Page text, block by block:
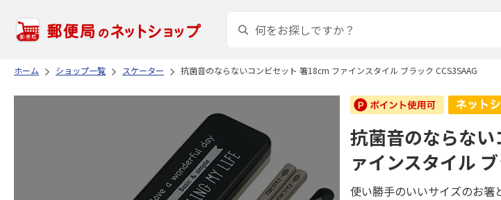
ホーム ショップ一覧 スケーター 抗菌音のならないコンビセット 箸18cm ファインスタイル ブラック CCS3SAAG
抗菌音のならな
ァインスタイル
使い勝手のいいサイズのお箸